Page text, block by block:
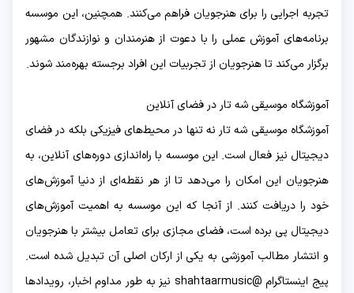
تجربه اجرایی را برای هنرجویان فراهم می‌کنند. همچنین، این موسسه
برنامه‌های آموزش عملی را با دعوت از هنرمندان و نوازندگان مشهور
برگزار می‌کند تا هنرجویان از تجربیات این افراد برجسته بهره‌مند شوند.
آموزشگاه موسیقی شه تار در فضای آنلاین
آموزشگاه موسیقی شه تار نه تنها در محیط‌های فیزیکی بلکه در فضای
دیجیتال نیز فعال است. این موسسه با راه‌اندازی دوره‌های آنلاین، به
هنرجویان این امکان را می‌دهد تا از هر نقطه‌ای از دنیا آموزش‌های
خود را دریافت کنند. از آنجا که این موسسه به اهمیت آموزش‌های
دیجیتال پی برده است، فضای مجازی برای تعامل بیشتر با هنرجویان
و انتشار مطالب آموزشی به یکی از ارکان اصلی آن تبدیل شده است.
پیج اینستاگرام @shahtaarmusic نیز به طور مداوم اخبار، رویدادها